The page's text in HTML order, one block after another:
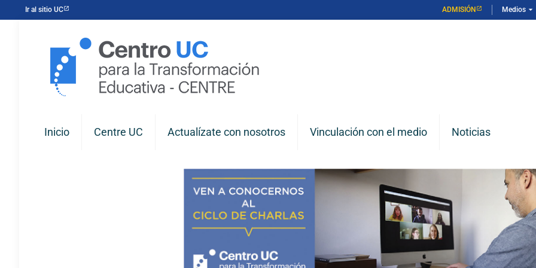
Ir al sitio UC ADMISIÓN Medios arrow_drop_down
Inicio Centre UC Actualízate con nosotros Vinculación con el medio Noticias